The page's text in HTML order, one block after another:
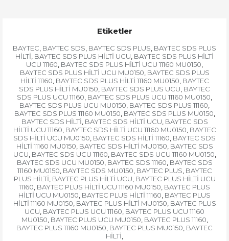
Etiketler
BAYTEC, BAYTEC SDS, BAYTEC SDS PLUS, BAYTEC SDS PLUS
HİLTİ, BAYTEC SDS PLUS HİLTİ UCU, BAYTEC SDS PLUS HİLTİ
UCU 11160, BAYTEC SDS PLUS HİLTİ UCU 11160 MU0150,
BAYTEC SDS PLUS HİLTİ UCU MU0150, BAYTEC SDS PLUS
HİLTİ 11160, BAYTEC SDS PLUS HİLTİ 11160 MU0150, BAYTEC
SDS PLUS HİLTİ MU0150, BAYTEC SDS PLUS UCU, BAYTEC
SDS PLUS UCU 11160, BAYTEC SDS PLUS UCU 11160 MU0150,
BAYTEC SDS PLUS UCU MU0150, BAYTEC SDS PLUS 11160,
BAYTEC SDS PLUS 11160 MU0150, BAYTEC SDS PLUS MU0150,
BAYTEC SDS HİLTİ, BAYTEC SDS HİLTİ UCU, BAYTEC SDS
HİLTİ UCU 11160, BAYTEC SDS HİLTİ UCU 11160 MU0150, BAYTEC
SDS HİLTİ UCU MU0150, BAYTEC SDS HİLTİ 11160, BAYTEC SDS
HİLTİ 11160 MU0150, BAYTEC SDS HİLTİ MU0150, BAYTEC SDS
UCU, BAYTEC SDS UCU 11160, BAYTEC SDS UCU 11160 MU0150,
BAYTEC SDS UCU MU0150, BAYTEC SDS 11160, BAYTEC SDS
11160 MU0150, BAYTEC SDS MU0150, BAYTEC PLUS, BAYTEC
PLUS HİLTİ, BAYTEC PLUS HİLTİ UCU, BAYTEC PLUS HİLTİ UCU
11160, BAYTEC PLUS HİLTİ UCU 11160 MU0150, BAYTEC PLUS
HİLTİ UCU MU0150, BAYTEC PLUS HİLTİ 11160, BAYTEC PLUS
HİLTİ 11160 MU0150, BAYTEC PLUS HİLTİ MU0150, BAYTEC PLUS
UCU, BAYTEC PLUS UCU 11160, BAYTEC PLUS UCU 11160
MU0150, BAYTEC PLUS UCU MU0150, BAYTEC PLUS 11160,
BAYTEC PLUS 11160 MU0150, BAYTEC PLUS MU0150, BAYTEC
HİLTİ,